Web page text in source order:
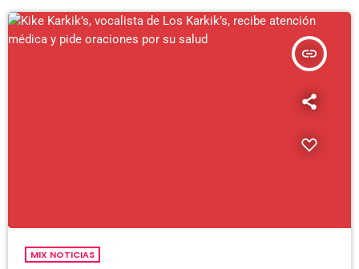
insert_link
MIX NOTICIAS